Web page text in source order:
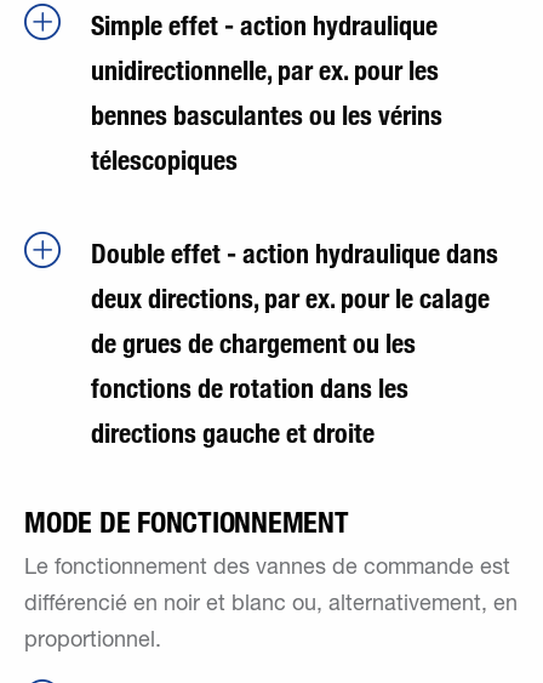
Simple effet - action hydraulique
unidirectionnelle, par ex. pour les
bennes basculantes ou les vérins
télescopiques
Double effet - action hydraulique dans
deux directions, par ex. pour le calage
de grues de chargement ou les
fonctions de rotation dans les
directions gauche et droite
MODE DE FONCTIONNEMENT
Le fonctionnement des vannes de commande est
différencié en noir et blanc ou, alternativement, en
proportionnel.